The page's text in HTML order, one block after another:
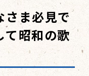
さま必見で
昭和の歌